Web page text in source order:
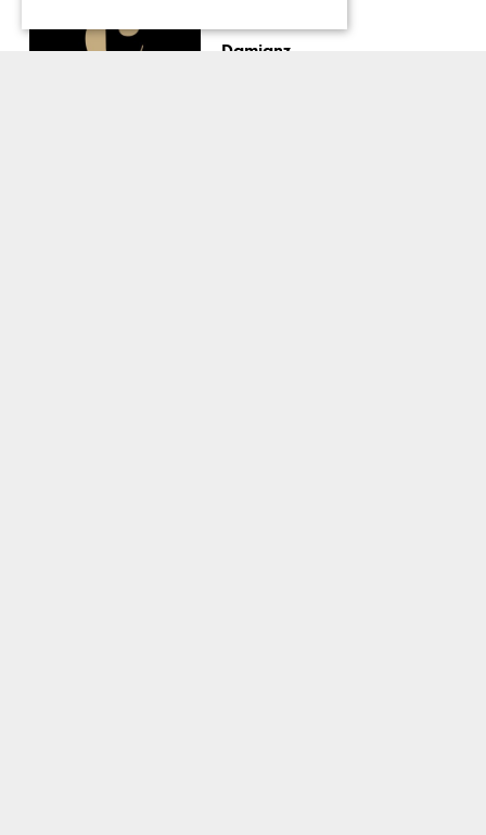
Damianz